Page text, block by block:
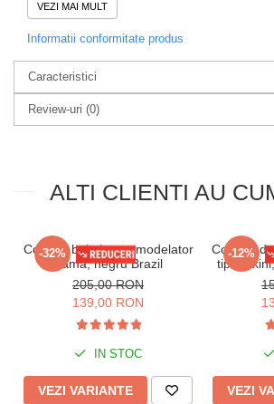
Se recomanda spalarea manuala sau la
evitarea produselor chimice de curatat, masina
inalbitorii, suprafetele foarte aspre.
Nu utilizati fierul de calcat.
Compozitie:
80% Polyamid
VEZI MAI MULT
Informatii conformitate produs
Caracteristici
Review-uri (0)
ALTI CLIENTI AU
-32%
Costum baie intreg modelator
dama, negru Brazil
205,00 RON
139,00 RON
IN STOC
VEZI VARIANTE
-12%
Costum
tip
si
VEZI